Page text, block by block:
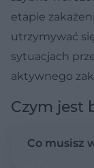
etapie
utrzymywać
sytuacjach
aktywnego
Czym jest
Co musisz